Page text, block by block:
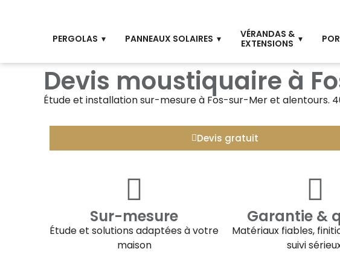
PERGOLAS PANNEAUX SOLAIRES
VÉRANDAS &
EXTENSIONS
Devis moustiquaire à
Étude et installation sur-mesure à Fos-sur-Meret alentours.
Devis gratuit
Sur-mesure
Étude et solutions adaptées à votre
maison
Garantie &
Matériaux fiables,
suivi